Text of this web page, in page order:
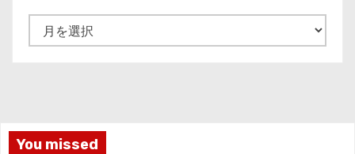
ー
You missed